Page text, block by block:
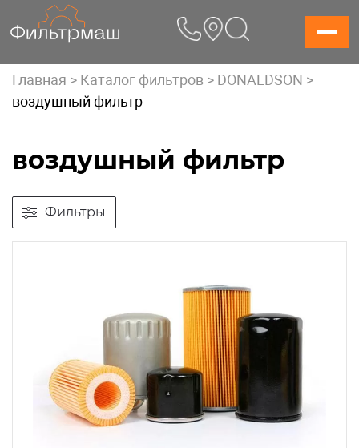
to
Главная > Каталог фильтров > DONALDSON >
воздушный фильтр
воздушный фильтр
Фильтры